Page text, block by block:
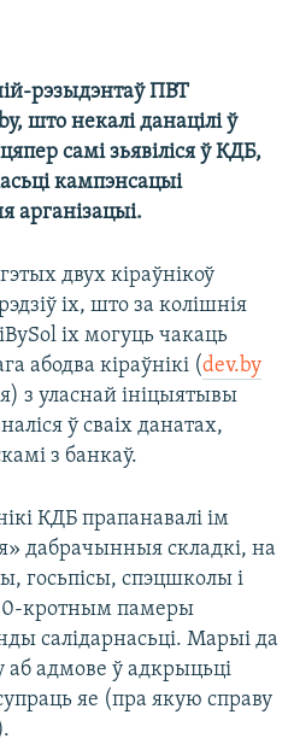
рэзыдэнтаў ПВТ
што некалі данацілі ў
самі зьявіліся ў КДБ,
кампэнсацыі
арганізацыі.
двух кіраўнікоў
іх, што за колішнія
іх могуць чакаць
абодва кіраўнікі (dev.by
з уласнай ініцыятывы
ў сваіх данатах,
з банкаў.
КДБ прапанавалі ім
дабрачынныя складкі, на
госьпісы, спэцшколы і
кротным памеры
салідарнасьці. Марыі да
аб адмове ў адкрыцьці
яе (пра якую справу